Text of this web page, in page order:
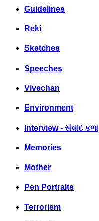
Guidelines
Reki
Sketches
Speeches
Vivechan
Environment
Interview - સંવાદ કળા
Memories
Mother
Pen Portraits
Terrorism